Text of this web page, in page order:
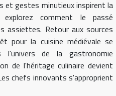
et gestes minutieux inspirent la
comment le passé
assiettes. Retour aux sources
pour la cuisine médiévale se
l'univers de la gastronomie
de l'héritage culinaire devient
chefs innovants s'approprient